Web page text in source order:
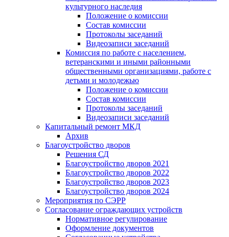
культурного наследия
Положение о комиссии
Состав комиссии
Протоколы заседаний
Видеозаписи заседаний
Комиссия по работе с населением,
ветеранскими и иными районными
общественными организациями, работе с
детьми и молодежью
Положение о комиссии
Состав комиссии
Протоколы заседаний
Видеозаписи заседаний
Капитальный ремонт МКД
Архив
Благоустройство дворов
Решения СД
Благоустройство дворов 2021
Благоустройство дворов 2022
Благоустройство дворов 2023
Благоустройство дворов 2024
Мероприятия по СЭРР
Согласование ограждающих устройств
Нормативное регулирование
Оформление документов